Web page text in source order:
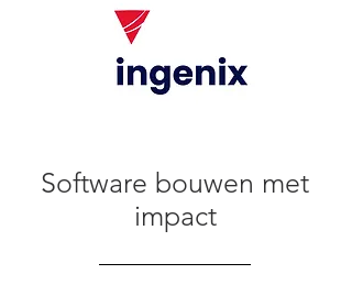
Software bouwen met
impact